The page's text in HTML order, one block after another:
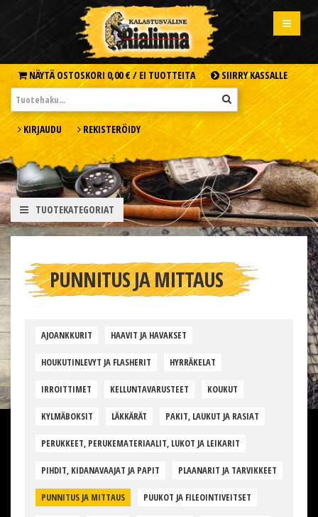
NÄYTÄ OSTOSKORI 0,00 € / EI TUOTTEITA SIIRRY KASSALLE
KIRJAUDU REKISTERÖIDY
TUOTEKATEGORIAT
PUNNITUS JA MITTAUS
AJOANKKURIT HAAVIT JA HAVAKSET
HOUKUTINLEVYT JA FLASHERIT HYRRÄKELAT
IRROITTIMET KELLUNTAVARUSTEET KOUKUT
KYLMÄBOKSIT LÄKKÄRÄT PAKIT, LAUKUT JA RASIAT
PERUKKEET, PERUKEMATERIAALIT, LUKOT JA LEIKARIT
PIHDIT, KIDANAVAAJAT JA PAPIT PLAANARIT JA TARVIKKEET
PUNNITUS JA MITTAUS PUUKOT JA FILEOINTIVEITSET